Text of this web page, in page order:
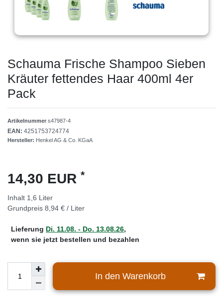
Schauma Frische Shampoo Sieben
Kräuter fettendes Haar 400ml 4er
Pack
Artikelnummer s47987-4
EAN: 4251753724774
Hersteller: Henkel AG & Co. KGaA
14,30 EUR *
Inhalt 1,6 Liter
Grundpreis 8,94 € / Liter
Lieferung Di. 11.08. - Do. 13.08.26,
wenn sie jetzt bestellen und bezahlen
In den Warenkorb